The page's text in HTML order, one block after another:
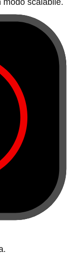
modo scalabile.